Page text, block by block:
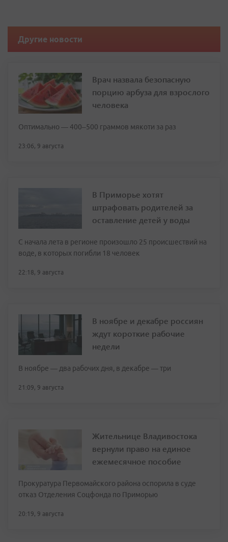
Другие новости
Врач назвала безопасную
порцию арбуза для взрослого
человека
Оптимально — 400–500 граммов мякоти за раз
23:06, 9 августа
В Приморье хотят
штрафовать родителей за
оставление детей у воды
С начала лета в регионе произошло 25 происшествий на
воде, в которых погибли 18 человек
22:18, 9 августа
В ноябре и декабре россиян
ждут короткие рабочие
недели
В ноябре — два рабочих дня, в декабре — три
21:09, 9 августа
Жительнице Владивостока
вернули право на единое
ежемесячное пособие
Прокуратура Первомайского района оспорила в суде
отказ Отделения Соцфонда по Приморью
20:19, 9 августа